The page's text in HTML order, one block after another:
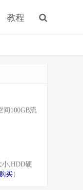
教程
间100GB流
小,HDD硬
买）